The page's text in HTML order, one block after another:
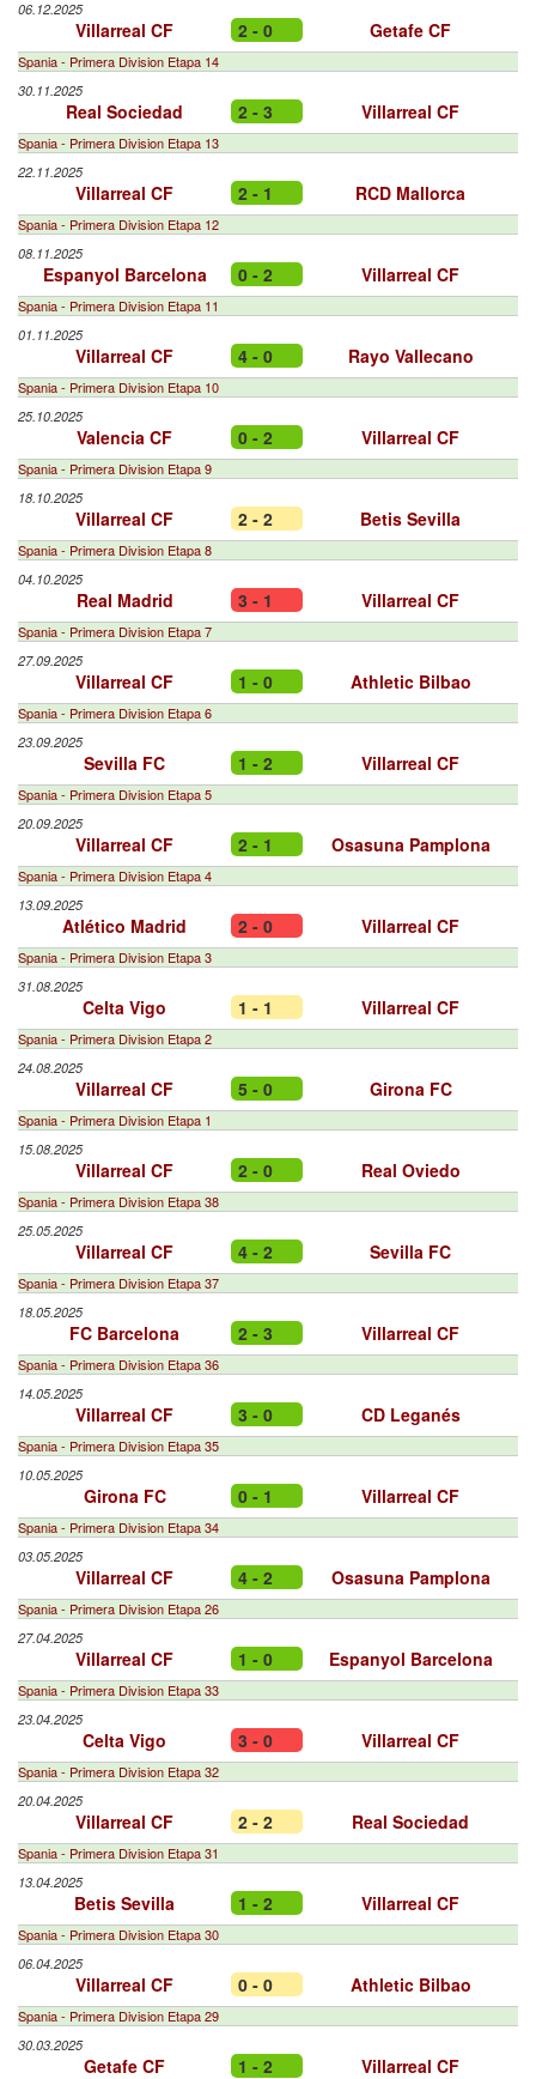
06.12.2025
Villarreal CF 2 - 0 Getafe CF
Spania - Primera Division Etapa 14
30.11.2025
Real Sociedad 2 - 3 Villarreal CF
Spania - Primera Division Etapa 13
22.11.2025
Villarreal CF 2 - 1 RCD Mallorca
Spania - Primera Division Etapa 12
08.11.2025
Espanyol Barcelona 0 - 2 Villarreal CF
Spania - Primera Division Etapa 11
01.11.2025
Villarreal CF 4 - 0 Rayo Vallecano
Spania - Primera Division Etapa 10
25.10.2025
Valencia CF 0 - 2 Villarreal CF
Spania - Primera Division Etapa 9
18.10.2025
Villarreal CF 2 - 2 Betis Sevilla
Spania - Primera Division Etapa 8
04.10.2025
Real Madrid 3 - 1 Villarreal CF
Spania - Primera Division Etapa 7
27.09.2025
Villarreal CF 1 - 0 Athletic Bilbao
Spania - Primera Division Etapa 6
23.09.2025
Sevilla FC 1 - 2 Villarreal CF
Spania - Primera Division Etapa 5
20.09.2025
Villarreal CF 2 - 1 Osasuna Pamplona
Spania - Primera Division Etapa 4
13.09.2025
Atlético Madrid 2 - 0 Villarreal CF
Spania - Primera Division Etapa 3
31.08.2025
Celta Vigo 1 - 1 Villarreal CF
Spania - Primera Division Etapa 2
24.08.2025
Villarreal CF 5 - 0 Girona FC
Spania - Primera Division Etapa 1
15.08.2025
Villarreal CF 2 - 0 Real Oviedo
Spania - Primera Division Etapa 38
25.05.2025
Villarreal CF 4 - 2 Sevilla FC
Spania - Primera Division Etapa 37
18.05.2025
FC Barcelona 2 - 3 Villarreal CF
Spania - Primera Division Etapa 36
14.05.2025
Villarreal CF 3 - 0 CD Leganés
Spania - Primera Division Etapa 35
10.05.2025
Girona FC 0 - 1 Villarreal CF
Spania - Primera Division Etapa 34
03.05.2025
Villarreal CF 4 - 2 Osasuna Pamplona
Spania - Primera Division Etapa 26
27.04.2025
Villarreal CF 1 - 0 Espanyol Barcelona
Spania - Primera Division Etapa 33
23.04.2025
Celta Vigo 3 - 0 Villarreal CF
Spania - Primera Division Etapa 32
20.04.2025
Villarreal CF 2 - 2 Real Sociedad
Spania - Primera Division Etapa 31
13.04.2025
Betis Sevilla 1 - 2 Villarreal CF
Spania - Primera Division Etapa 30
06.04.2025
Villarreal CF 0 - 0 Athletic Bilbao
Spania - Primera Division Etapa 29
30.03.2025
Getafe CF 1 - 2 Villarreal CF